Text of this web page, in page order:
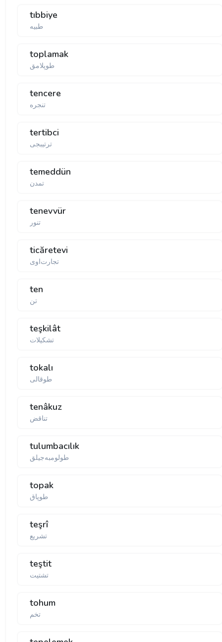
tıbbiye
toplamak
طوپلامق
tencere
تنجره
tertibci
ترتیبجی
temeddün
تمدن
tenevvür
تنور
ticăretevi
تجارت‌اوی
ten
تن
teşkilât
تشكیلات
tokalı
طوقالی
tenâkuz
تناقض
tulumbacılık
طولومبه‌جيلق
topak
طوپاق
teşrî
تشريع
teştit
تشتيت
tohum
تخم